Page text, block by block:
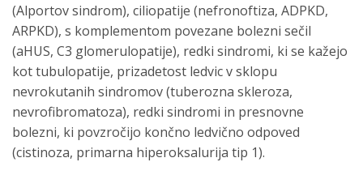
(Alportov sindrom), ciliopatije (nefronoftiza, ADPKD,
ARPKD), s komplementom povezane bolezni sečil
(aHUS, C3 glomerulopatije), redki sindromi, ki se kažejo
kot tubulopatije, prizadetost ledvic v sklopu
nevrokutanih sindromov (tuberozna skleroza,
nevrofibromatoza), redki sindromi in presnovne
bolezni, ki povzročijo končno ledvično odpoved
(cistinoza, primarna hiperoksalurija tip 1).